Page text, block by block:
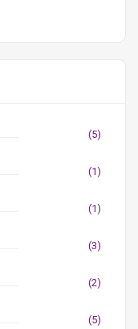
(5)
(1)
(1)
(3)
(2)
(5)